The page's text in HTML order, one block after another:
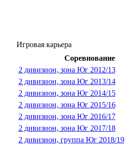
Игровая карьера
Соревнование
2 дивизион, зона Юг 2012/13
2 дивизион, зона Юг 2013/14
2 дивизион, зона Юг 2014/15
2 дивизион, зона Юг 2015/16
2 дивизион, зона Юг 2016/17
2 дивизион, зона Юг 2017/18
2 дивизион, группа Юг 2018/19